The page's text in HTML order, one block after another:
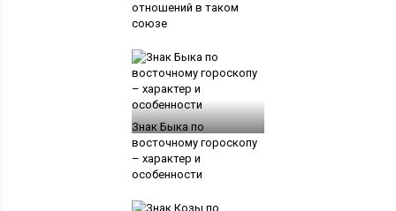
отношений в таком
союзе
Знак Быка по
восточному гороскопу
– характер и
особенности